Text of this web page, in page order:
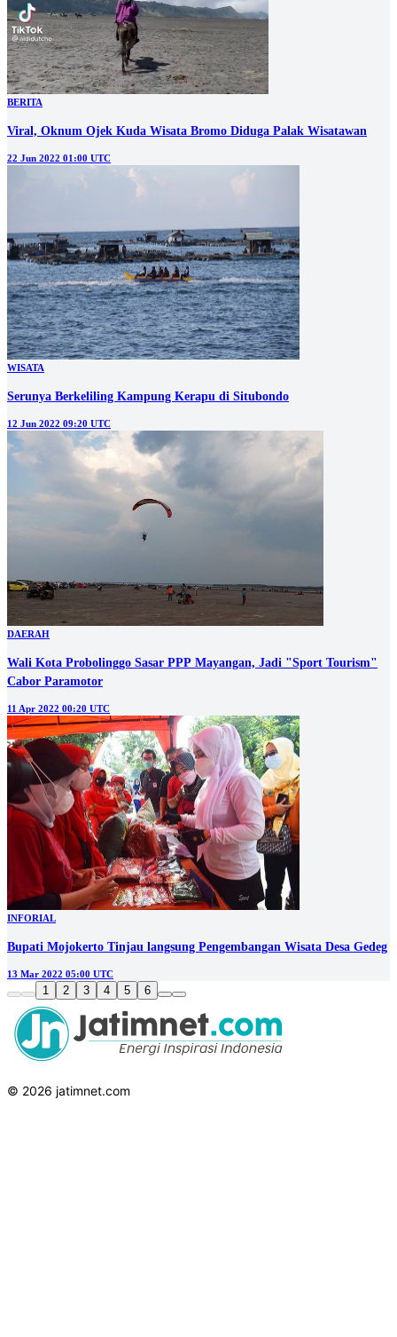
BERITA
Viral, Oknum Ojek Kuda Wisata Bromo Diduga Palak Wisatawan
22 Jun 2022 01:00 UTC
WISATA
Serunya Berkeliling Kampung Kerapu di Situbondo
12 Jun 2022 09:20 UTC
DAERAH
Wali Kota Probolinggo Sasar PPP Mayangan, Jadi "Sport Tourism"
Cabor Paramotor
11 Apr 2022 00:20 UTC
INFORIAL
Bupati Mojokerto Tinjau langsung Pengembangan Wisata Desa Gedeg
13 Mar 2022 05:00 UTC
1 2 3 4 5 6
© 2026 jatimnet.com